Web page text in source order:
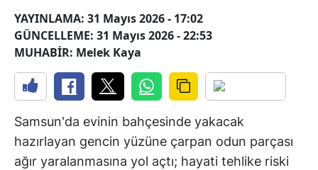
YAYINLAMA: 31 Mayıs 2026 - 17:02
GÜNCELLEME: 31 Mayıs 2026 - 22:53
MUHABİR: Melek Kaya
Samsun'da evinin bahçesinde yakacak
hazırlayan gencin yüzüne çarpan odun parçası
ağır yaralanmasına yol açtı; hayati tehlike riski